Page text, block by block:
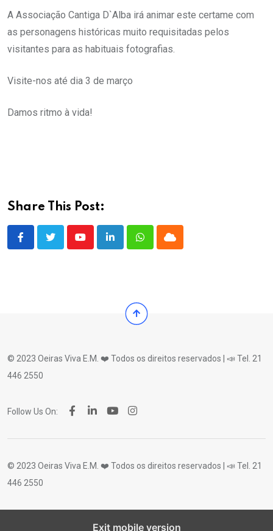
A Associação Cantiga D`Alba irá animar este certame com
as personagens históricas muito requisitadas pelos
visitantes para as habituais fotografias.
Visite-nos até dia 3 de março
Damos ritmo à vida!
Share This Post:
YoutubeLinkedInWhatsappCloud
© 2023 Oeiras Viva E.M. ❤️ Todos os direitos reservados | 📣 Tel. 21
446 2550
Follow Us On:
© 2023 Oeiras Viva E.M. ❤️ Todos os direitos reservados | 📣 Tel. 21
446 2550
Exit mobile version